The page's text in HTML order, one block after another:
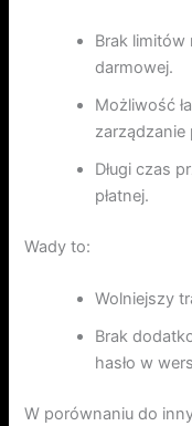
Brak
darmowej.
Możliwość
zarządzanie
Długi czas
płatnej.
Wady to:
Wolniejszy
Brak
hasło w
W porównaniu do